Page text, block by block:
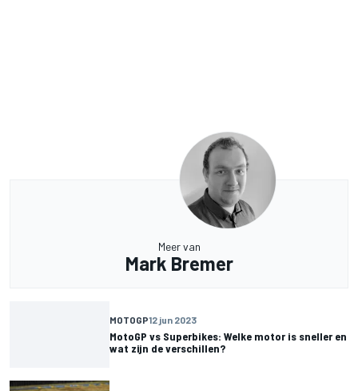
Meer van
Mark Bremer
MOTOGP12 jun 2023
MotoGP vs Superbikes: Welke motor is sneller en
wat zijn de verschillen?